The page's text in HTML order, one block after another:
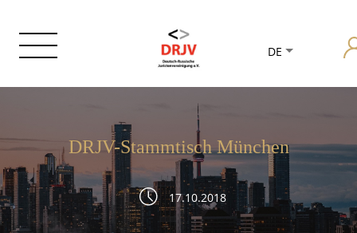
DE
DRJV-Stammtisch München
17.10.2018